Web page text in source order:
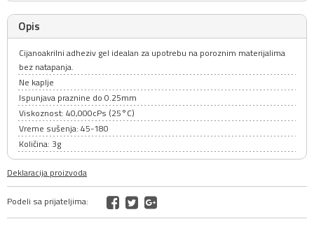
Opis
Cijanoakrilni adheziv gel idealan za upotrebu na poroznim materijalima
bez natapanja.
Ne kaplje
Ispunjava praznine do 0.25mm
Viskoznost: 40,000cPs (25°C)
Vreme sušenja: 45-180
Količina: 3g
Deklaracija proizvoda
Podeli sa prijateljima: